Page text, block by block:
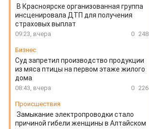
В Красноярске организованная группа
инсценировала ДТП для получения
страховых выплат
09:23, вчера 0 248
Бизнес
Суд запретил производство продукции
из мяса птицы на первом этаже жилого
дома
08:43, вчера 0 226
Происшествия
Замыкание электропроводки стало
причиной гибели женщины в Алтайском